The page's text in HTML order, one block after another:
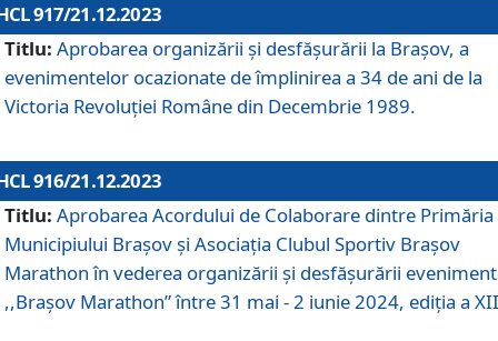
917/21.12.2023
Titlu: Aprobarea organizării şi desfăşurării la Braşov, a
evenimentelor ocazionate de împlinirea a 34 de ani de la
Victoria Revoluţiei Române din Decembrie 1989.
916/21.12.2023
Titlu: Aprobarea Acordului de Colaborare dintre Primăria
Municipiului Brașov și Asociația Clubul Sportiv Brașov
Marathon în vederea organizării și desfășurării
,,Brașov Marathon” între 31 mai - 2 iunie 2024, ediția a